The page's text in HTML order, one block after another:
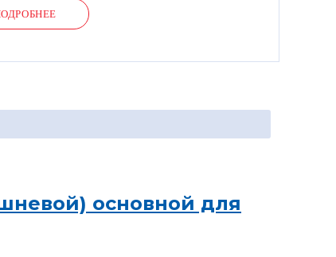
основной для